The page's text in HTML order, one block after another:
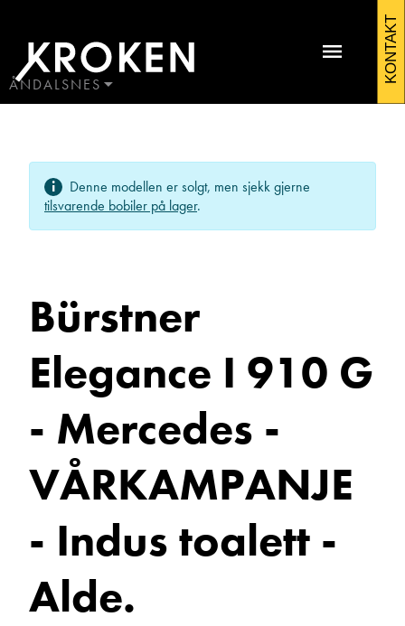
Elegance
Mercedes
VÅRKAMPANJE
Indus
toalett
Alde.
2023
Bobiler
ÅNDALSNES
ÅLESUND
ÅNDALSNES
KONTAKT
Ole Johan Wenge
Vis epost
Denne modellen er solgt, men sjekk gjerne
tilsvarende bobiler på lager.
Bürstner
Elegance I 910 G
- Mercedes -
VÅRKAMPANJE
- Indus toalett -
Alde.